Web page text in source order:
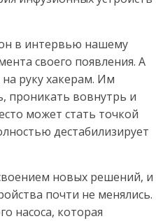
он в интервью нашему
своего появления. А
руку хакерам. Им
проникать вовнутрь и
может стать точкой
дестабилизирует
новых решений, и
почти не менялись.
насоса, которая